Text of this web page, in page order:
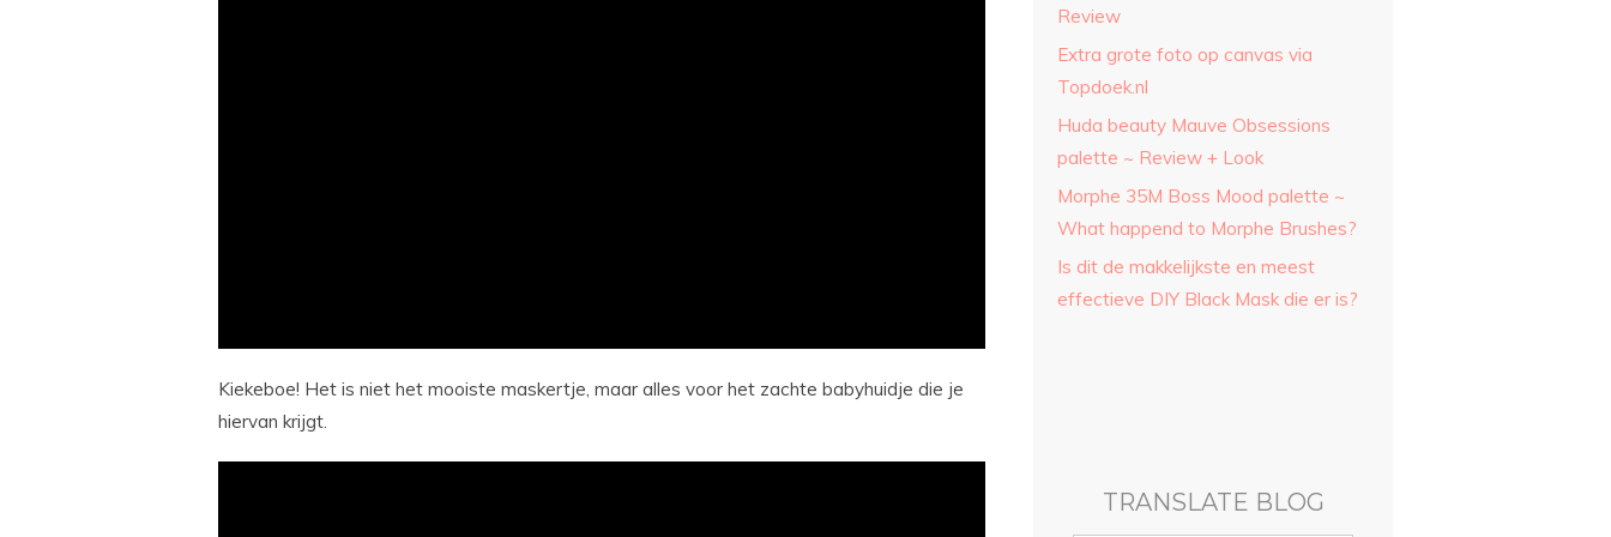
Kiekeboe! Het is niet het mooiste maskertje, maar alles voor het zachte babyhuidje die je
hiervan krijgt.
Review
Extra grote foto op canvas via
Topdoek.nl
Huda beauty Mauve Obsessions
palette ~ Review + Look
Morphe 35M Boss Mood palette ~
What happend to Morphe Brushes?
Is dit de makkelijkste en meest
effectieve DIY Black Mask die er is?
TRANSLATE BLOG